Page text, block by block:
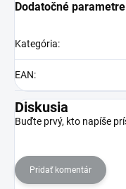
Dodatočné parametre
Kategória:
EAN:
Diskusia
Buďte prvý, kto napíše
Pridať komentár